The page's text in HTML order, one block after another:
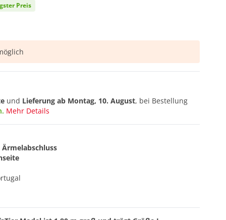
Preis
und Lieferung ab Montag, 10. August, bei Bestellung
Mehr Details